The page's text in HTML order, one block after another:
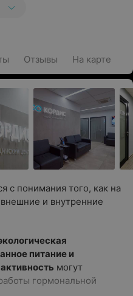
Отзывы На карте
с понимания того, как на
и внутренние
питание и
могут
гормональной